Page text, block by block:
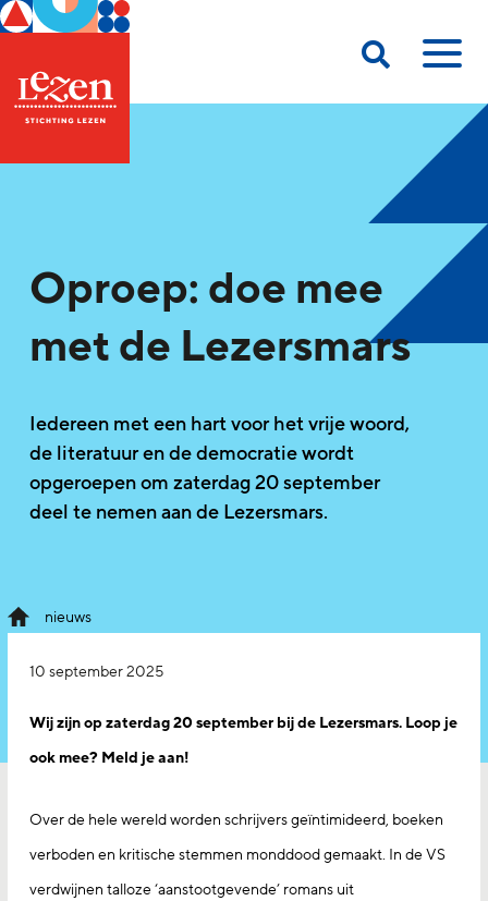
Oproep: doe mee
met de Lezersmars
Iedereen met een hart voor het vrije woord,
de literatuur en de democratie wordt
opgeroepen om zaterdag 20 september
deel te nemen aan de Lezersmars.
nieuws
10 september 2025
Wij zijn op zaterdag 20 september bij de Lezersmars. Loop je
ook mee? Meld je aan!
Over de hele wereld worden schrijvers geïntimideerd, boeken
verboden en kritische stemmen monddood gemaakt. In de VS
verdwijnen talloze ‘aanstootgevende’ romans uit